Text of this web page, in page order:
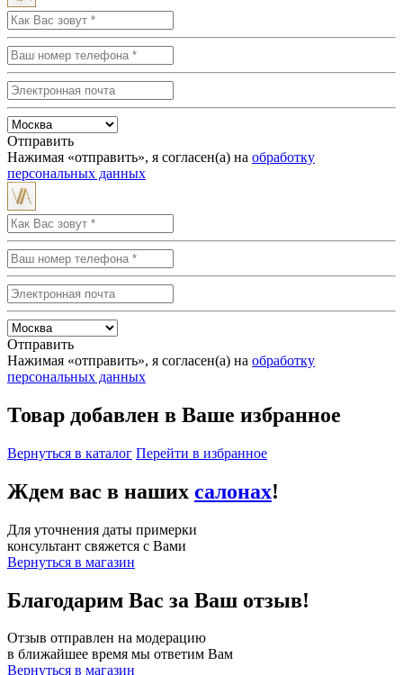
Отправить
Нажимая «отправить», я согласен(а) на обработку
персональных данных
Отправить
Нажимая «отправить», я согласен(а) на обработку
персональных данных
Товар добавлен в Ваше избранное
Вернуться в каталог Перейти в избранное
Ждем вас в наших салонах!
Для уточнения даты примерки
консультант свяжется с Вами
Вернуться в магазин
Благодарим Вас за Ваш отзыв!
Отзыв отправлен на модерацию
в ближайшее время мы ответим Вам
Вернуться в магазин